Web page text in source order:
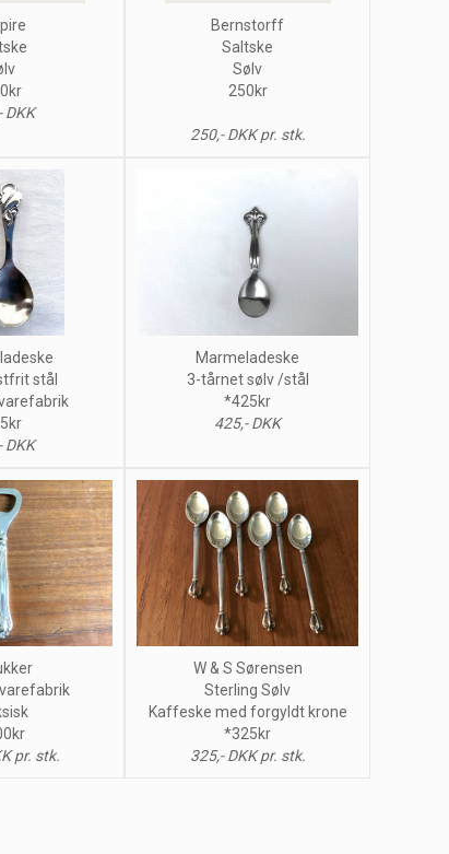
DKK
Bernstorff
Saltske
Sølv
250kr
250,- DKK pr. stk.
stål
DKK
Marmeladeske
3-tårnet sølv /stål
*425kr
425,- DKK
pr. stk.
W & S Sørensen
Sterling Sølv
Kaffeske med forgyldt krone
*325kr
325,- DKK pr. stk.